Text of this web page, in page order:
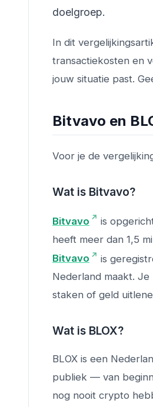
doelgroep.
In dit
transactiekosten en
jouw situatie past.
Bitvavo en
Voor je de
Wat is Bitvavo?
Bitvavo is
heeft meer dan 1,5
Bitvavo
is
Nederland maakt.
staken of geld
Wat is BLOX?
BLOX is een
publiek — van
nog nooit crypto